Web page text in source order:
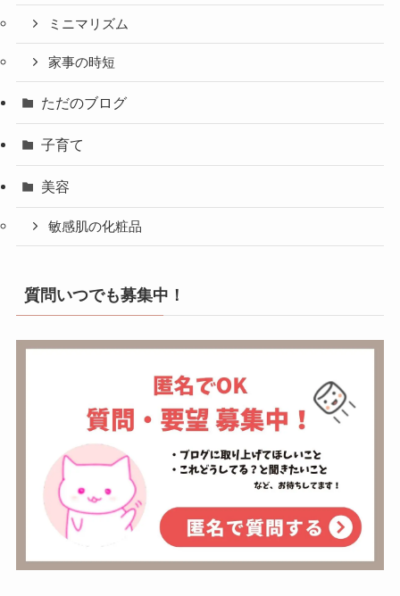
ミニマリズム
家事の時短
ただのブログ
子育て
美容
敏感肌の化粧品
質問いつでも募集中！